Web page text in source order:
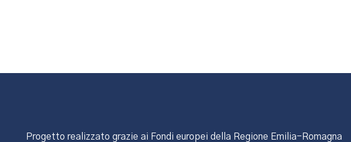
Progetto realizzato grazie ai Fondi europei della Regione Emilia-Romagna